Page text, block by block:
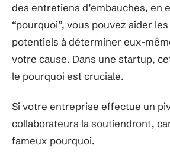
des entretiens d’embauches, en
“pourquoi”, vous pouvez aider
potentiels à déterminer eux-
votre cause. Dans une startup,
le pourquoi est cruciale.
Si votre entreprise effectue un
collaborateurs la soutiendront,
fameux pourquoi.